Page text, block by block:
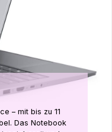
– mit bis zu 11
Das Notebook